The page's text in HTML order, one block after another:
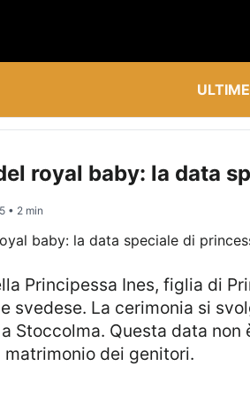
royal baby: la data
• 2 min
svedese. La cerimonia si
Stoccolma. Questa data
dei genitori.